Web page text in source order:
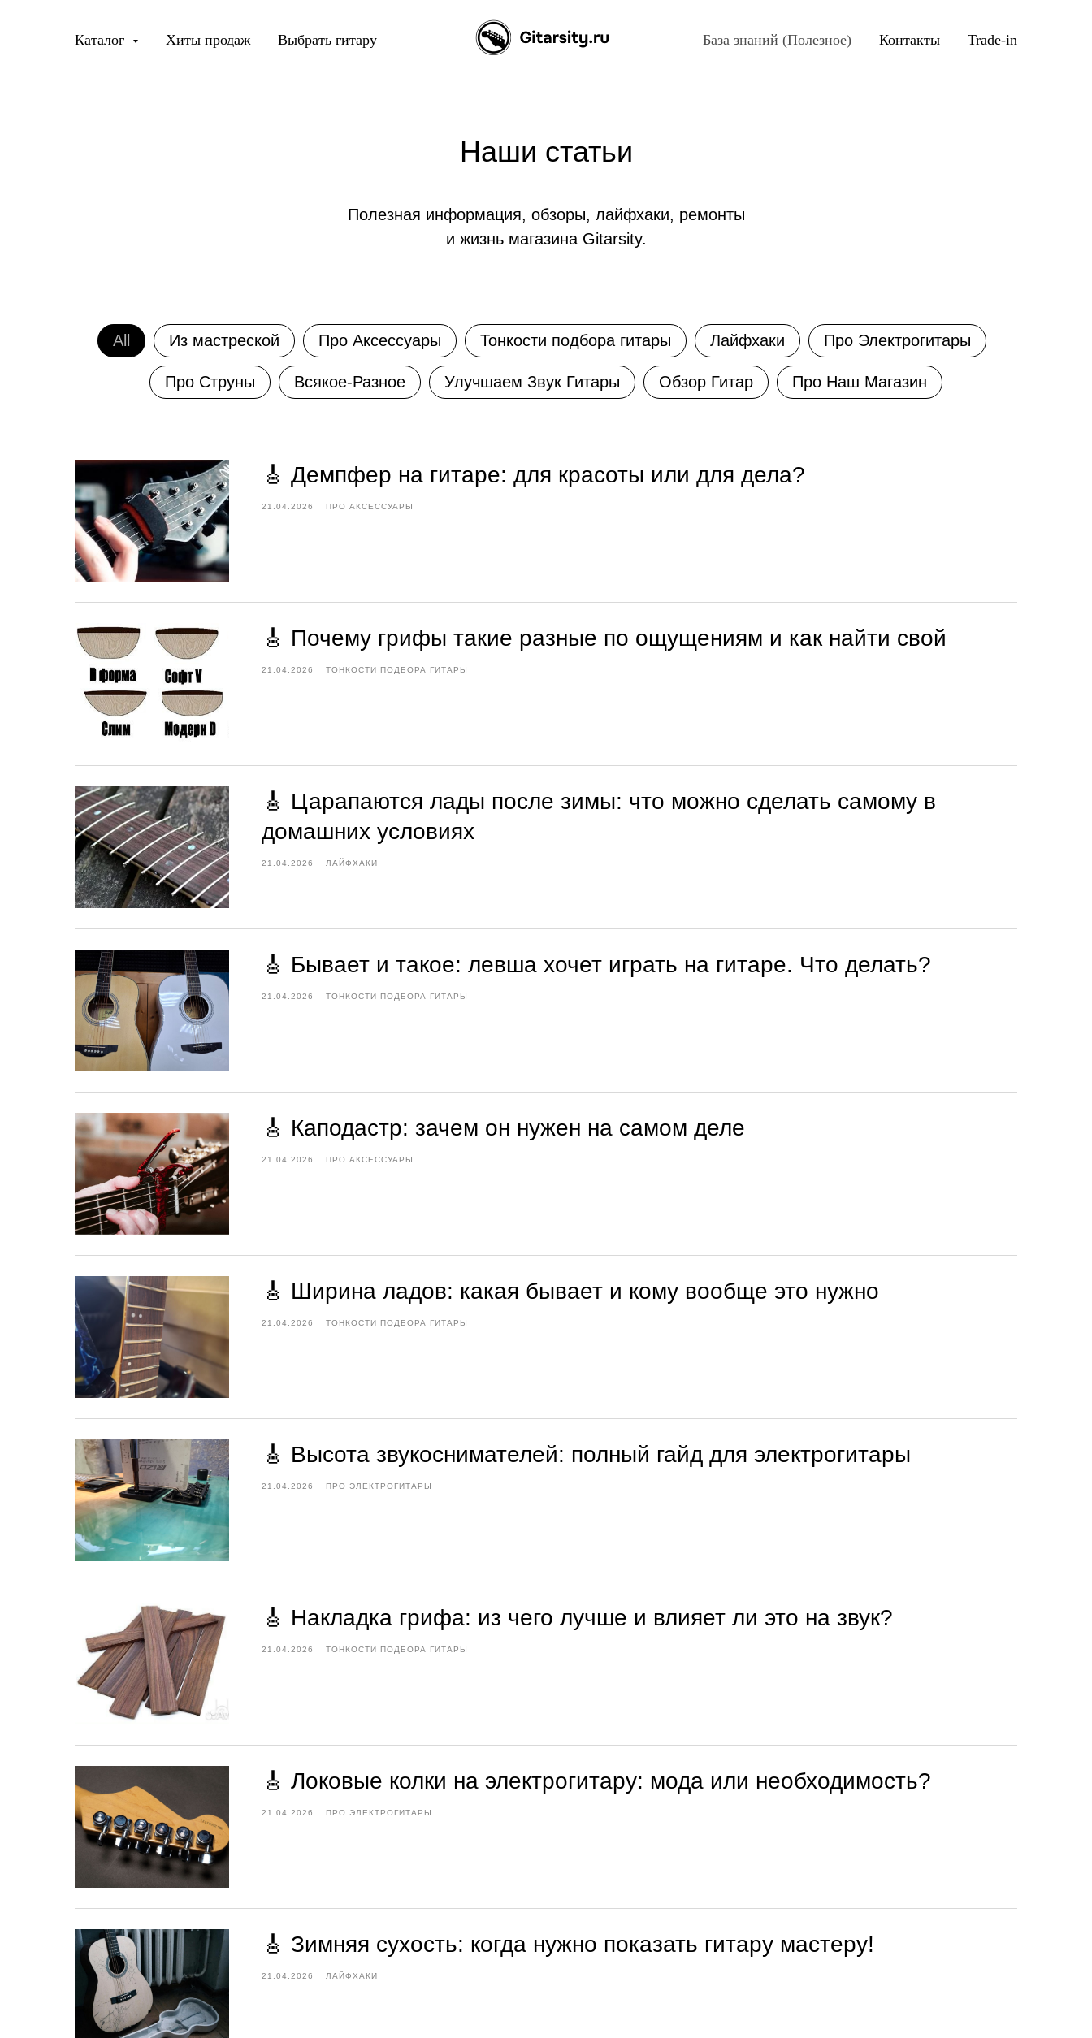
Каталог Хиты продаж Выбрать гитару База знаний (Полезное) Контакты Trade-in
Наши статьи
Полезная информация, обзоры, лайфхаки, ремонты
и жизнь магазина Gitarsity.
All Из мастреской Про Аксессуары Тонкости подбора гитары Лайфхаки Про Электрогитары
Про Струны Всякое-Разное Улучшаем Звук Гитары Обзор Гитар Про Наш Магазин
🎸 Демпфер на гитаре: для красоты или для дела?
21.04.2026 ПРО АКСЕССУАРЫ
🎸 Почему грифы такие разные по ощущениям и как найти свой
21.04.2026 ТОНКОСТИ ПОДБОРА ГИТАРЫ
🎸 Царапаются лады после зимы: что можно сделать самому в
домашних условиях
21.04.2026 ЛАЙФХАКИ
🎸 Бывает и такое: левша хочет играть на гитаре. Что делать?
21.04.2026 ТОНКОСТИ ПОДБОРА ГИТАРЫ
🎸 Каподастр: зачем он нужен на самом деле
21.04.2026 ПРО АКСЕССУАРЫ
🎸 Ширина ладов: какая бывает и кому вообще это нужно
21.04.2026 ТОНКОСТИ ПОДБОРА ГИТАРЫ
🎸 Высота звукоснимателей: полный гайд для электрогитары
21.04.2026 ПРО ЭЛЕКТРОГИТАРЫ
🎸 Накладка грифа: из чего лучше и влияет ли это на звук?
21.04.2026 ТОНКОСТИ ПОДБОРА ГИТАРЫ
🎸 Локовые колки на электрогитару: мода или необходимость?
21.04.2026 ПРО ЭЛЕКТРОГИТАРЫ
🎸 Зимняя сухость: когда нужно показать гитару мастеру!
21.04.2026 ЛАЙФХАКИ